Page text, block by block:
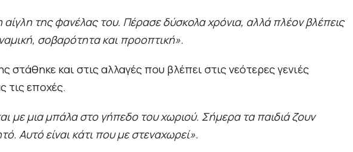
της φανέλας του. Πέρασε δύσκολα χρόνια, αλλά πλέον βλέπεις
σοβαρότητα και προοπτική».
στάθηκε και στις αλλαγές που βλέπει στις νεότερες γενιές
τις εποχές.
με μια μπάλα στο γήπεδο του χωριού. Σήμερα τα παιδιά ζουν
Αυτό είναι κάτι που με στεναχωρεί».